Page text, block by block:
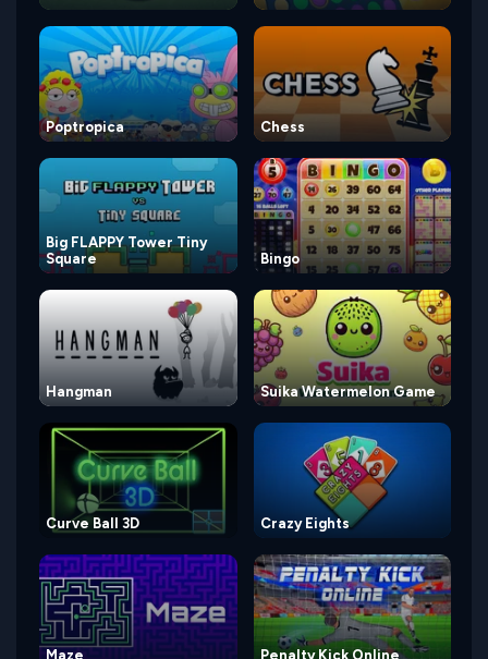
Poptropica Chess
Big FLAPPY Tower Tiny
Square
Bingo
Hangman Suika Watermelon Game
Curve Ball 3D Crazy Eights
Maze Penalty Kick Online